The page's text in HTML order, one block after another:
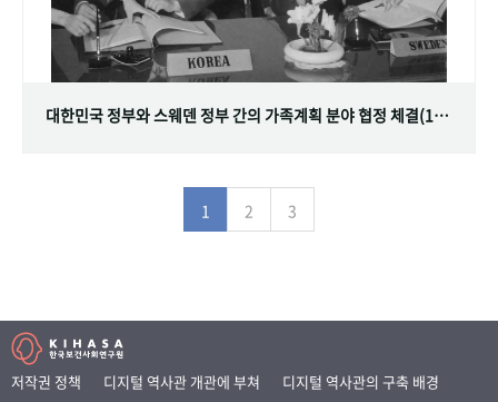
대한민국 정부와 스웨덴 정부 간의 가족계획 분야 협정 체결(1968.07.12)
1 2 3
저작권 정책 디지털 역사관 개관에 부쳐
디지털 역사관의 구축 배경